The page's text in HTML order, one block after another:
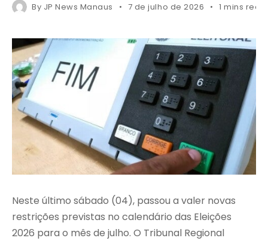
By JP News Manaus 7 de julho de 2026 1 mins read
Neste último sábado (04), passou a valer novas
restrições previstas no calendário das Eleições
2026 para o mês de julho. O Tribunal Regional